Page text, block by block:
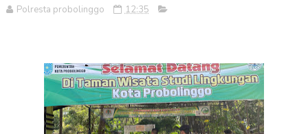
Polresta probolinggo 12:35